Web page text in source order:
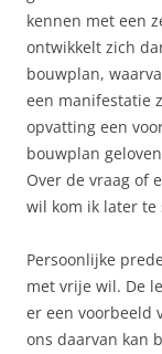
kennen met een
ontwikkelt zich
bouwplan,
een manifestatie
opvatting een
bouwplan
Over de vraag of
wil kom ik later te
Persoonlijke
met vrije wil. De
er een voorbeeld
ons daarvan kan